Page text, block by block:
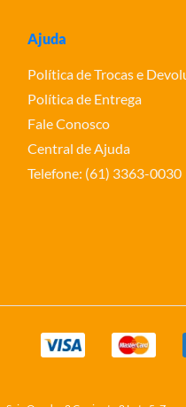
Ajuda
Política de Trocas e
Política de Entrega
Fale Conosco
Central de Ajuda
Telefone: (61) 3363-0030